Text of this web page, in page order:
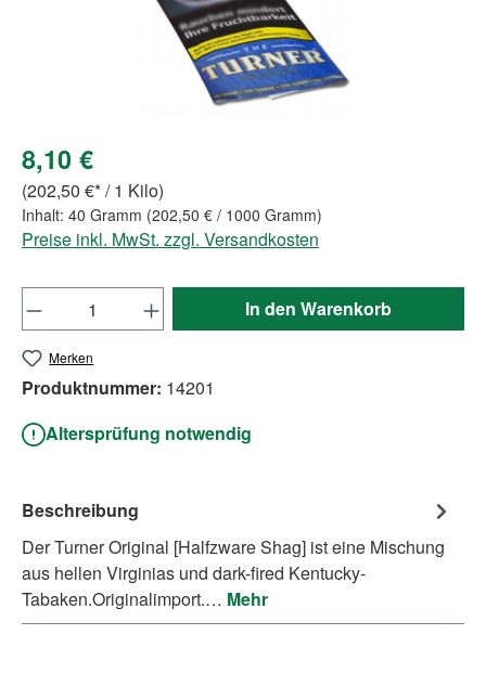
8,10 €
(202,50 €* / 1 Kilo)
Inhalt: 40 Gramm (202,50 € / 1000 Gramm)
Preise inkl. MwSt. zzgl. Versandkosten
Produkt Anzahl: Gib den gewünschten
In den Warenkorb
Merken
Produktnummer: 14201
Altersprüfung notwendig
Beschreibung
Der Turner Original [Halfzware Shag] ist eine Mischung
aus hellen Virginias und dark-fired Kentucky-
Tabaken.Originalimport.… Mehr